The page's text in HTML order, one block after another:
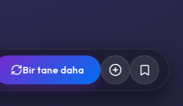
Bir tane daha